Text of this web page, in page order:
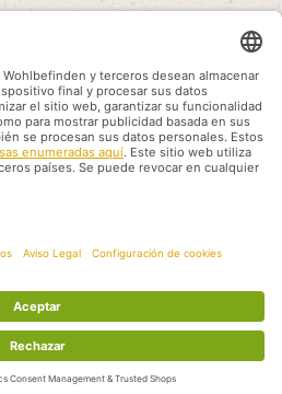
de datos
Condiciones generales
, los gastos de envío
und Wohlbefinden - All Rights Reserved.